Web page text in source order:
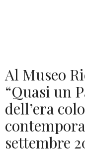
Al Museo
“Quasi un
dell’era
settembre